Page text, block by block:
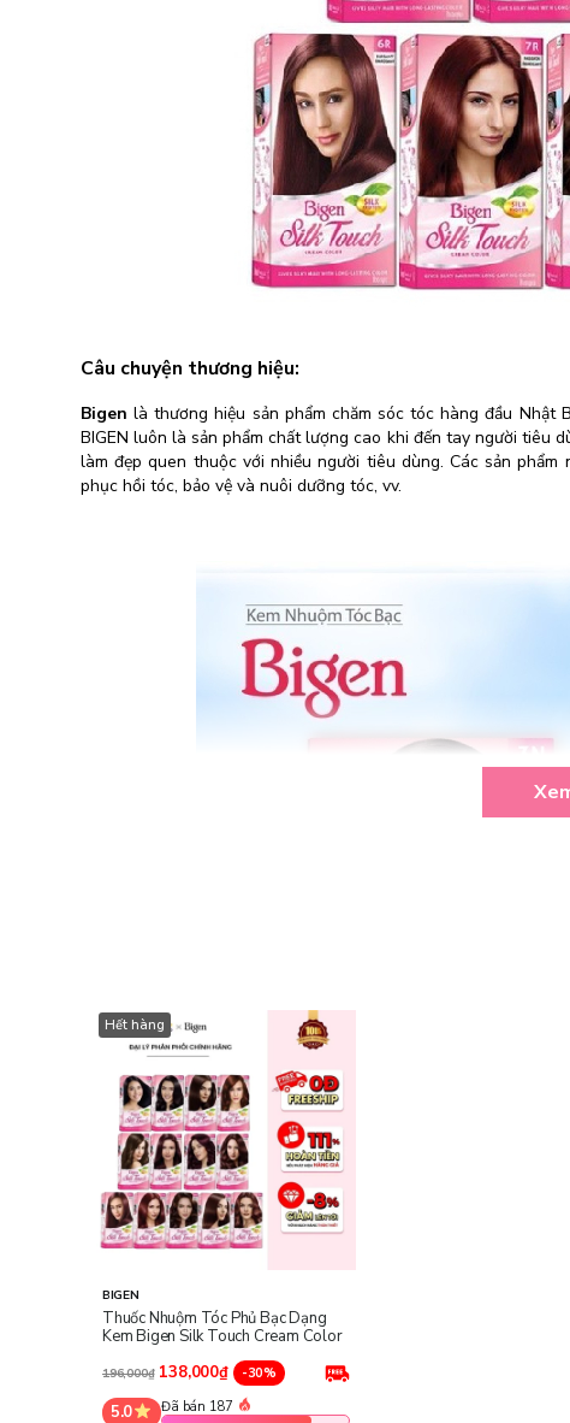
Câu chuyện thương hiệu:
Bigen là thương hiệu sản phẩm chăm sóc tóc hàng đầu Nhật
BIGEN luôn là sản phẩm chất lượng cao khi đến tay người tiêu
làm đẹp quen thuộc với nhiều người tiêu dùng. Các sản
phục hồi tóc, bảo vệ và nuôi dưỡng tóc, vv.
Hết hàng
BIGEN
Thuốc Nhuộm Tóc Phủ Bạc Dạng
Kem Bigen Silk Touch Cream Color
196,000₫ 138,000₫ -30%
5.0 Đã bán 187